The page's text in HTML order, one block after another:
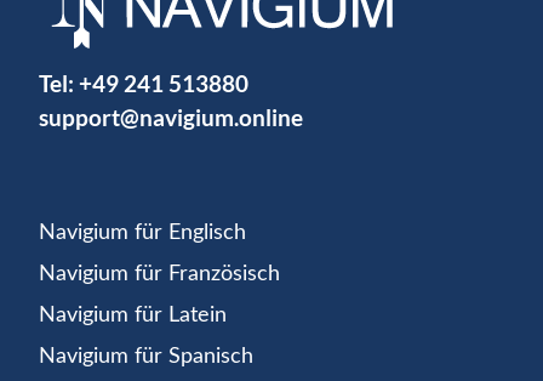
Tel: +49 241 513880
support@navigium.online
Navigium für Englisch
Navigium für Französisch
Navigium für Latein
Navigium für Spanisch